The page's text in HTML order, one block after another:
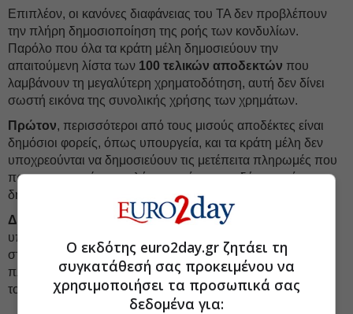
Επιπλέον, οι κανόνες διαφάνειας του ΤΑ δεν προβλέπουν
την πλήρη δημοσιοποίηση της ροής των κονδυλίων.
Παρόλο που όλα τα κράτη μέλη δημοσιεύουν την
απαιτούμενη λίστα των 100 τελικών αποδεκτών που
λαμβάνουν τη μεγαλύτερη χρηματοδότηση, αυτή δεν δίνει
σωστή εικόνα της συνολικής χρήσης των χρημάτων.
Πρώτον, περισσότεροι από τους μισούς αποδέκτες είναι
δημόσιοι φορείς, όπως υπουργεία, και τα κράτη μέλη δεν
υποχρεούνται να δημοσιεύουν τις μετέπειτα πληρωμές που
πραγματοποιούν οι εν λόγω αρχές σε αναδόχους μέσω
δημόσιων συμβάσεων, και πράγματι δεν το κάνουν.
Δεύτερον
, καμία από τις 10 χώρες που έλεγξε το ΕΕΣ δεν
υπερέβη τον ελάχιστο αριθμό των 100 τελικών αποδεκτών
στις λίστες που δημοσίευσαν. Επομένως, οι δημόσιες
πληροφορίες σχετικά με το ποιος τελικά επωφελείται από
τον ΤΑ και σε ποιον βαθμό είναι ελλιπείς.
Ο εκδότης euro2day.gr ζητάει τη
συγκατάθεσή σας προκειμένου να
χρησιμοποιήσει τα προσωπικά σας
δεδομένα για: